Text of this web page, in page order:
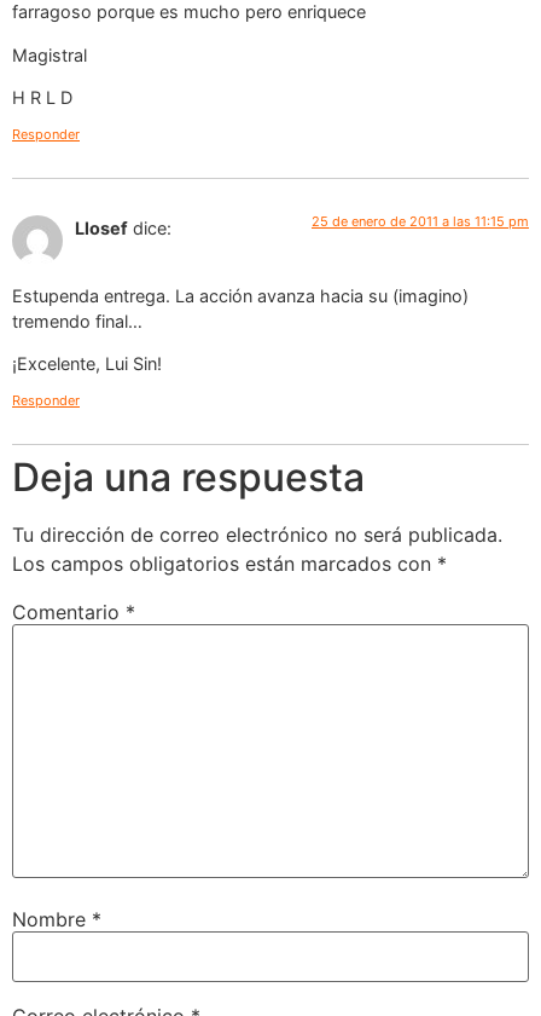
farragoso porque es mucho pero enriquece
Magistral
H R L D
Responder
Llosef dice: 25 de enero de 2011 a las 11:15 pm
Estupenda entrega. La acción avanza hacia su (imagino)
tremendo final…
¡Excelente, Lui Sin!
Responder
Deja una respuesta
Tu dirección de correo electrónico no será publicada.
Los campos obligatorios están marcados con *
Comentario *
Nombre *